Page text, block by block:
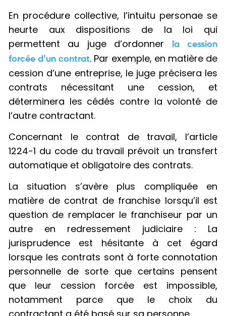
En procédure collective, l’intuitu personae se
heurte aux dispositions de la loi qui
permettent au juge d’ordonner
la cession
forcée d’un contrat. Par exemple, en matière de
cession d’une entreprise, le juge précisera les
contrats nécessitant une cession, et
déterminera les cédés contre la volonté de
l’autre contractant.
Concernant le contrat de travail, l’article
1224-1 du code du travail prévoit un transfert
automatique et obligatoire des contrats.
La situation s’avère plus compliquée en
matière de contrat de franchise lorsqu’il est
question de remplacer le franchiseur par un
autre en redressement judiciaire : La
jurisprudence est hésitante à cet égard
lorsque les contrats sont à forte connotation
personnelle de sorte que certains pensent
que leur cession forcée est impossible,
notamment parce que le choix du